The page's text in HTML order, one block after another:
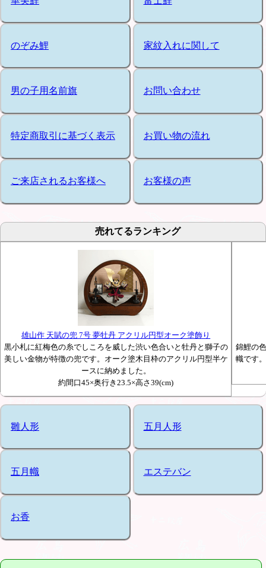
のぞみ鯉 家紋入れに関して
男の子用名前旗 お問い合わせ
特定商取引に基づく表示 お買い物の流れ
ご来店されるお客様へ お客様の声
売れてるランキング
雄山作 天賦の兜 7号 夢牡丹 アクリル円型オーク塗飾り
黒小札に紅梅色の糸でしころを威した渋い色合いと牡丹と獅子の
美しい金物が特徴の兜です。オーク塗木目枠のアクリル円型半ケ
ースに納めました。
約間口45×奥行き23.5×高さ39(cm)
錦鯉の
幟です
雛人形 五月人形
五月幟 エステバン
お香